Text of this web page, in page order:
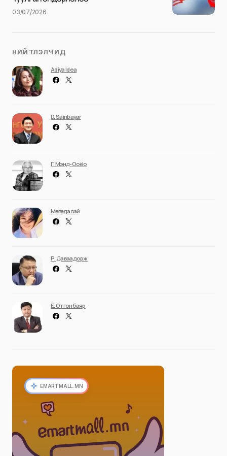
03/07/2026
НИЙТЛЭЛЧИД
Adiya Idea
D. Sainbayar
Г. Мэнд-Ооёо
Мөнгөндалай
Р. Даваадорж
Ё. Отгонбаяр
EMARTMALL.MN